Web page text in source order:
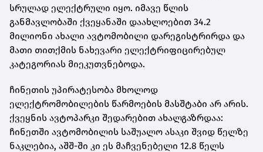
სრულად ელექტრული იყო. იმავე წლის
განმავლობაში ქვეყანაში დაახლოებით 34.2
მილიონი ახალი ავტომობილი დარეგისტრირდა და
მათი თითქმის ნახევარი ელექტრიფიცირებულ
კატეგორიას მიეკუთვნებოდა.
ჩინეთის უპირატესობა მხოლოდ
ელექტრომობილების წარმოების მასშტაბი არ არის.
ქვეყნის ავტოპარკი შედარებით ახალგაზრდაა:
ჩინეთში ავტომობილის საშუალო ასაკი შვიდ წელზე
ნაკლებია, აშშ-ში კი ეს მაჩვენებელი 12.8 წელს